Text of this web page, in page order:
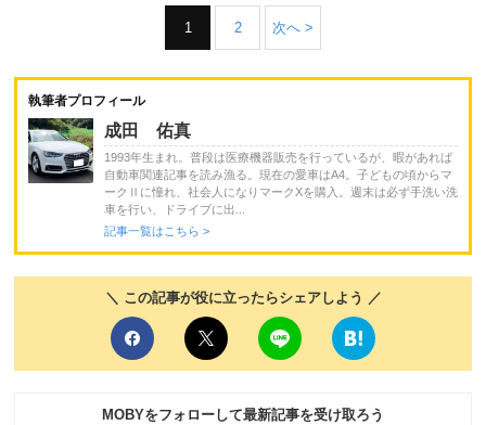
1 2 次へ >
執筆者プロフィール
成田 佑真
1993年生まれ。普段は医療機器販売を行っているが、暇があれば
自動車関連記事を読み漁る。現在の愛車はA4。子どもの頃からマ
ークⅡに憧れ、社会人になりマークXを購入。週末は必ず手洗い洗
車を行い、ドライブに出...
記事一覧はこちら >
＼ この記事が役に立ったらシェアしよう ／
MOBYをフォローして最新記事を受け取ろう